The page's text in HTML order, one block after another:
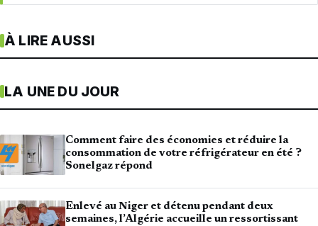
À LIRE AUSSI
LA UNE DU JOUR
Comment faire des économies et réduire la
consommation de votre réfrigérateur en été ?
Sonelgaz répond
Enlevé au Niger et détenu pendant deux
semaines, l’Algérie accueille un ressortissant